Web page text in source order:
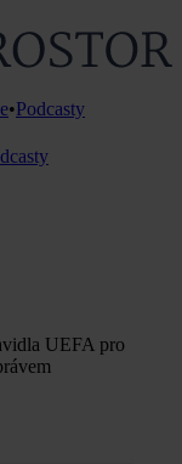
•Podcasty
UEFA pro